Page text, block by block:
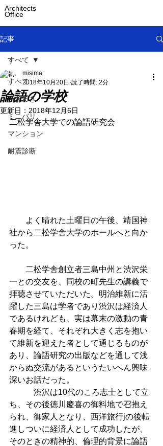
Architects
Office
記事
すべて
街あるき
ミニバリ
マンション
耐震診断
すべて
論語の学校
misima
2018年10月20日 読了時間: 2分
更新日： 2018年12月6日
二松学舎大学での論語研究会
よく晴れた土曜日の午後、靖国神
社から二松学舎大学のホールへと向か
った。
二松学舎創立者三島中州と渋沢栄
一との交友を、同校の町先生の講義で
拝聴させていただいた。明治維新に活
躍した三島は学者であり渋沢は経済人
であるけれども、実は幕末の激動の青
春期を経て、それぞれ大きく志を抱い
て維新を迎えた者として通じるものが
あり、論語研究の出版などを通して浅
からぬ交流があるというたいへん興味
深いお話だった。
渋沢は10代のころ志士として立
ち、その後徳川慶喜の御料地で召抱え
られ、御家人となり、西洋旅行jの後転
進しついに経済人として成功したが、
そのときの精神的、倫理的背景に論語